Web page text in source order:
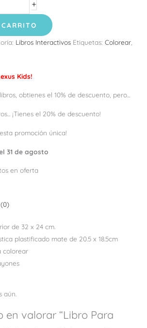
+
Libros Interactivos Etiquetas: Colorear
Kids!
obtienes el 10% de descuento, pero...
¡Tienes el 20% de descuento!
promoción única!
31 de agosto
en oferta
de 32 x 24 cm.
plastificado mate de 20.5 x 18.5cm
colorear
aún.
en valorar “Libro Para